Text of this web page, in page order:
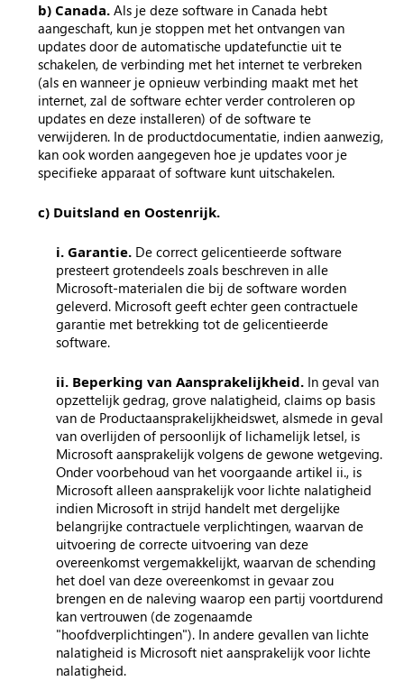
b) Canada. Als je deze software in Canada hebt
aangeschaft, kun je stoppen met het ontvangen van
updates door de automatische updatefunctie uit te
schakelen, de verbinding met het internet te verbreken
(als en wanneer je opnieuw verbinding maakt met het
internet, zal de software echter verder controleren op
updates en deze installeren) of de software te
verwijderen. In de productdocumentatie, indien aanwezig,
kan ook worden aangegeven hoe je updates voor je
specifieke apparaat of software kunt uitschakelen.
c) Duitsland en Oostenrijk.
i. Garantie. De correct gelicentieerde software
presteert grotendeels zoals beschreven in alle
Microsoft-materialen die bij de software worden
geleverd. Microsoft geeft echter geen contractuele
garantie met betrekking tot de gelicentieerde
software.
ii. Beperking van Aansprakelijkheid. In geval van
opzettelijk gedrag, grove nalatigheid, claims op basis
van de Productaansprakelijkheidswet, alsmede in geval
van overlijden of persoonlijk of lichamelijk letsel, is
Microsoft aansprakelijk volgens de gewone wetgeving.
Onder voorbehoud van het voorgaande artikel ii., is
Microsoft alleen aansprakelijk voor lichte nalatigheid
indien Microsoft in strijd handelt met dergelijke
belangrijke contractuele verplichtingen, waarvan de
uitvoering de correcte uitvoering van deze
overeenkomst vergemakkelijkt, waarvan de schending
het doel van deze overeenkomst in gevaar zou
brengen en de naleving waarop een partij voortdurend
kan vertrouwen (de zogenaamde
"hoofdverplichtingen"). In andere gevallen van lichte
nalatigheid is Microsoft niet aansprakelijk voor lichte
nalatigheid.